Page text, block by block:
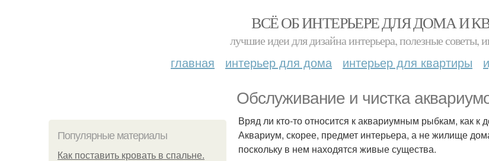
ВСЁ ОБ ИНТЕРЬЕРЕ ДЛЯ ДОМА И
лучшие идеи для дизайна интерьера, полезные советы,
главная интерьер для дома интерьер для квартиры
Обслуживание и чистка
Популярные материалы
Как поставить кровать в спальне.
Вряд ли кто-то относится к аквариумным рыбкам, как
Аквариум, скорее, предмет интерьера, а не жилище
поскольку в нем находятся живые существа.